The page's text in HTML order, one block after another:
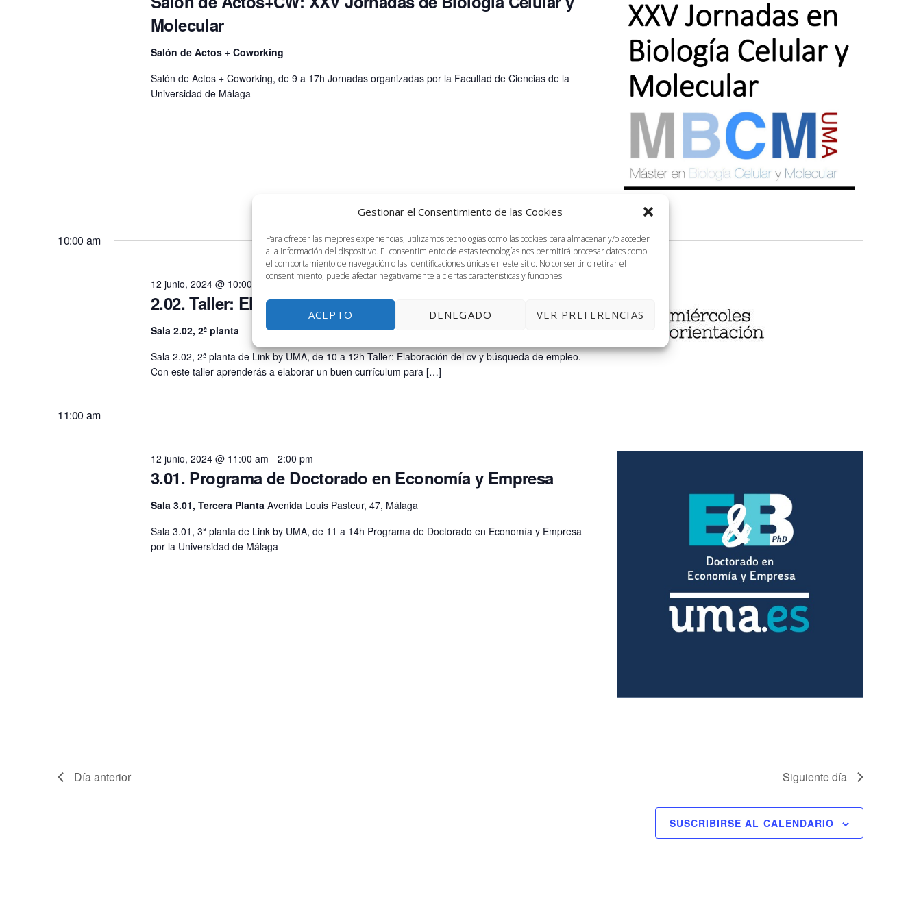
Gestionar el Consentimiento de las Cookies
Para ofrecer las mejores experiencias, utilizamos tecnologías como las cookies para almacenar y/o acceder
a la información del dispositivo. El consentimiento de estas tecnologías nos permitirá procesar datos como
el comportamiento de navegación o las identificaciones únicas en este sitio. No consentir o retirar el
consentimiento, puede afectar negativamente a ciertas características y funciones.
ACEPTO DENEGADO VER PREFERENCIAS
Molecular
Salón de Actos + Coworking
Salón de Actos + Coworking, de 9 a 17h Jornadas organizadas por la Facultad de Ciencias de la
Universidad de Málaga
10:00 am
2.02. Taller: Elaboración del cv y búsqueda de empleo
12 junio, 2024 @ 10:00 am
Sala 2.02, 2ª planta
Sala 2.02, 2ª planta de Link by UMA, de 10 a 12h Taller: Elaboración del cv y búsqueda de empleo.
Con este taller aprenderás a elaborar un buen currículum para […]
11:00 am
3.01. Programa de Doctorado en Economía y Empresa
12 junio, 2024 @ 11:00 am - 2:00 pm
Sala 3.01, Tercera Planta Avenida Louis Pasteur, 47, Málaga
Sala 3.01, 3ª planta de Link by UMA, de 11 a 14h Programa de Doctorado en Economía y Empresa
por la Universidad de Málaga
Día anterior Siguiente día
SUSCRIBIRSE AL CALENDARIO